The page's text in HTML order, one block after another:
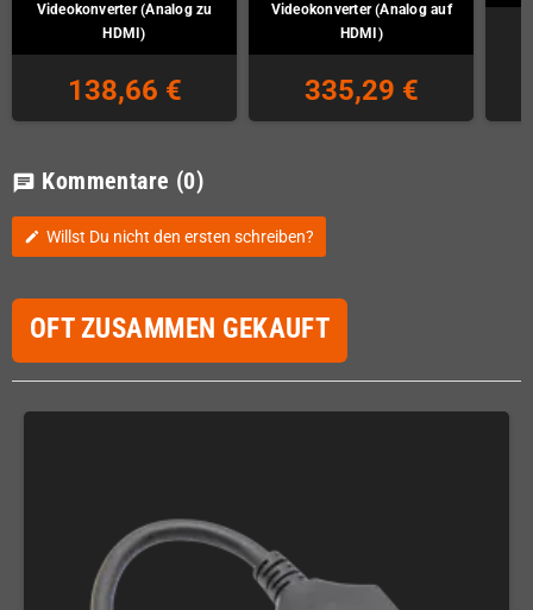
Videokonverter (Analog zu
HDMI)
138,66 €
Videokonverter (Analog auf
HDMI)
335,29 €
chat Kommentare (0)
edit Willst Du nicht den ersten schreiben?
OFT ZUSAMMEN GEKAUFT